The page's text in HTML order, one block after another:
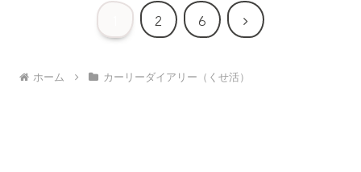
2 6
次
ホーム カーリーダイアリー（くせ活）